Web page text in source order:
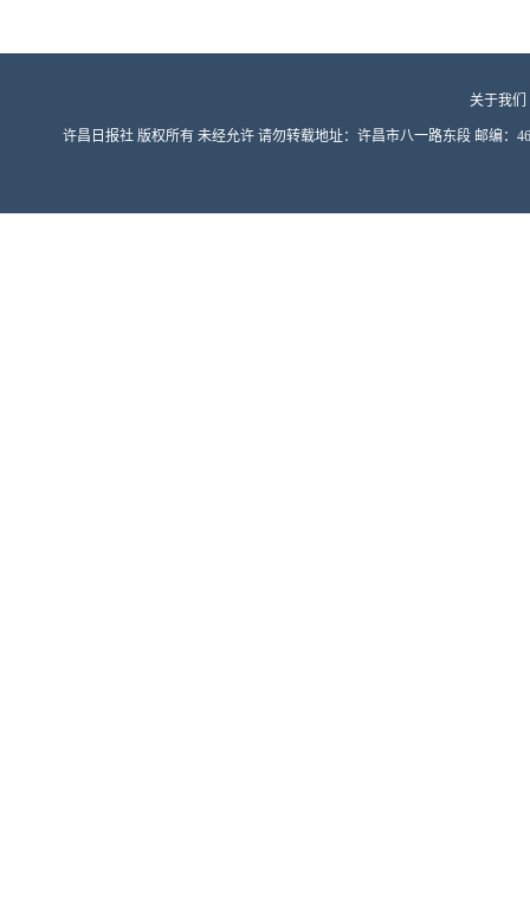
关于我们
许昌日报社 版权所有 未经允许 请勿转载地址：许昌市八一路东段 邮编：